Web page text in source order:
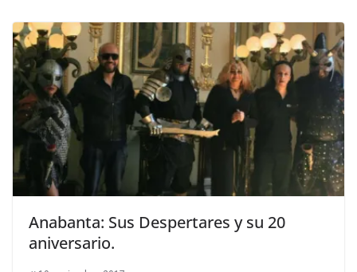
Anabanta: Sus Despertares y su 20
aniversario.